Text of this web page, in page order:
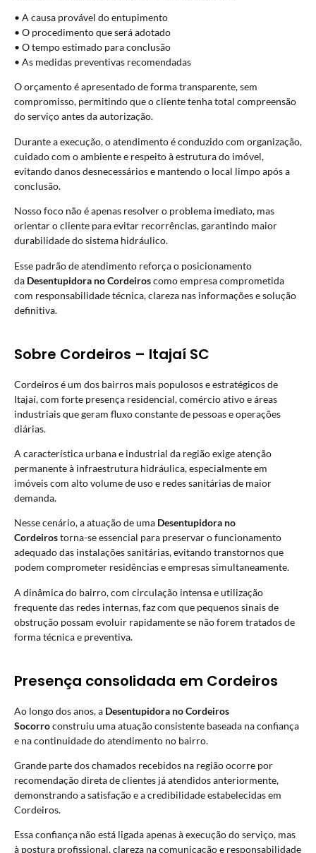
• A causa provável do entupimento
• O procedimento que será adotado
• O tempo estimado para conclusão
• As medidas preventivas recomendadas
O orçamento é apresentado de forma transparente, sem
compromisso, permitindo que o cliente tenha total compreensão
do serviço antes da autorização.
Durante a execução, o atendimento é conduzido com organização,
cuidado com o ambiente e respeito à estrutura do imóvel,
evitando danos desnecessários e mantendo o local limpo após a
conclusão.
Nosso foco não é apenas resolver o problema imediato, mas
orientar o cliente para evitar recorrências, garantindo maior
durabilidade do sistema hidráulico.
Esse padrão de atendimento reforça o posicionamento
da Desentupidora no Cordeiroscomo empresa comprometida
com responsabilidade técnica, clareza nas informações e solução
definitiva.
Sobre Cordeiros – Itajaí SC
Cordeiros é um dos bairros mais populosos e estratégicos de
Itajaí, com forte presença residencial, comércio ativo e áreas
industriais que geram fluxo constante de pessoas e operações
diárias.
A característica urbana e industrial da região exige atenção
permanente à infraestrutura hidráulica, especialmente em
imóveis com alto volume de uso e redes sanitárias de maior
demanda.
Nesse cenário, a atuação de uma Desentupidora no
Cordeirostorna-se essencial para preservar o funcionamento
adequado das instalações sanitárias, evitando transtornos que
podem comprometer residências e empresas simultaneamente.
A dinâmica do bairro, com circulação intensa e utilização
frequente das redes internas, faz com que pequenos sinais de
obstrução possam evoluir rapidamente se não forem tratados de
forma técnica e preventiva.
Presença consolidada em Cordeiros
Ao longo dos anos, a Desentupidora no Cordeiros
Socorroconstruiu uma atuação consistente baseada na confiança
e na continuidade do atendimento no bairro.
Grande parte dos chamados recebidos na região ocorre por
recomendação direta de clientes já atendidos anteriormente,
demonstrando a satisfação e a credibilidade estabelecidas em
Cordeiros.
Essa confiança não está ligada apenas à execução do serviço, mas
à postura profissional, clareza na comunicação e responsabilidade